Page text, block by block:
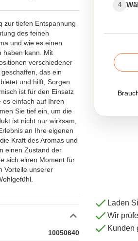
zur tiefen Entspannung
des feinen
und wie es einen
haben kann. Mit
verschiedener
das ein
und hilft, Sorgen
ist für den Einsatz
es einfach auf Ihren
Sie tief ein, um die
ist nicht nur wirksam,
an Ihre eigenen
Kraft des Aromas und
einen Zustand der
sich einen Moment für
Vorteile unserer
10050640
4
Laden
Wir
Kunden